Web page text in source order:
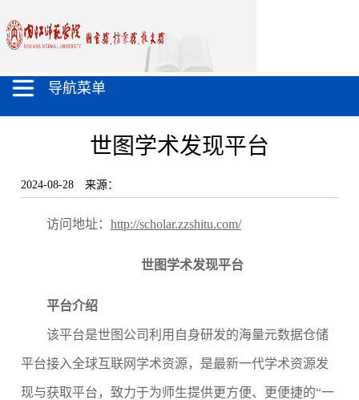
导航菜单
世图学术发现平台
2024-08-28 来源：
访问地址： http://scholar.zzshitu.com/
世图学术发现平台
平台介绍
该平台是世图公司利用自身研发的海量元数据仓储
平台接入全球互联网 学术资源 ，是最新一代学术资源发
现与获取平台 ，致力于为师生提供更方便、更便捷的“一